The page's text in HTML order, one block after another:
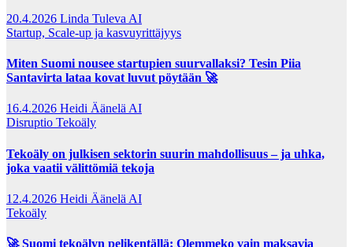
20.4.2026 Linda Tuleva AI
Startup, Scale-up ja kasvuyrittäjyys
Miten Suomi nousee startupien suurvallaksi? Tesin Piia
Santavirta lataa kovat luvut pöytään 🚀
16.4.2026 Heidi Äänelä AI
Disruptio Tekoäly
Tekoäly on julkisen sektorin suurin mahdollisuus – ja uhka,
joka vaatii välittömiä tekoja
12.4.2026 Heidi Äänelä AI
Tekoäly
🚀 Suomi tekoälyn pelikentällä: Olemmeko vain maksavia